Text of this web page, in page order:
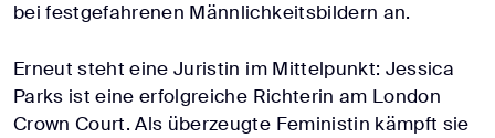
bei festgefahrenen Männlichkeitsbildern an.
Erneut steht eine Juristin im Mittelpunkt: Jessica
Parks ist eine erfolgreiche Richterin am London
Crown Court. Als überzeugte Feministin kämpft sie